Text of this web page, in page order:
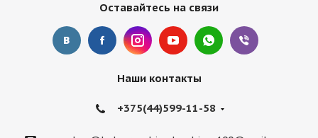
Оставайтесь на связи
Наши контакты
+375(44)599-11-58